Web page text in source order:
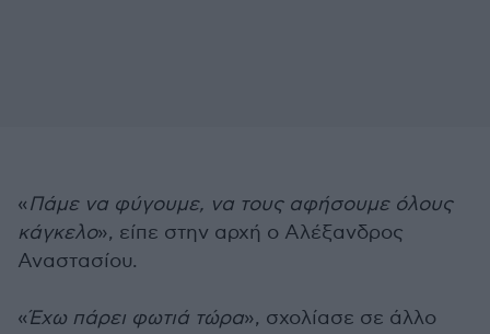
«Πάμε να φύγουμε, να τους αφήσουμε όλους
κάγκελο», είπε στην αρχή ο Αλέξανδρος
Αναστασίου.
«Έχω πάρει φωτιά τώρα», σχολίασε σε άλλο